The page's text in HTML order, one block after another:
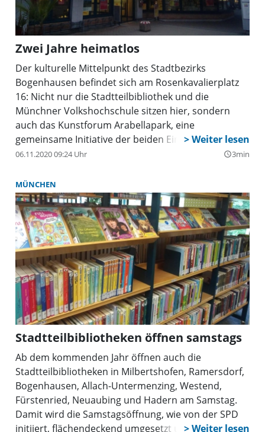
Zwei Jahre heimatlos
Der kulturelle Mittelpunkt des Stadtbezirks
Bogenhausen befindet sich am Rosenkavalierplatz
16: Nicht nur die Stadtteilbibliothek und die
Münchner Volkshochschule sitzen hier, sondern
auch das Kunstforum Arabellapark, eine
gemeinsame Initiative der beiden Einrichtungen.
Allerdings werden die Bogenhauser demnächst gut
müssen ‒ denn die Räumlichkeiten müssen saniert
werden.
06.11.2020 09:24 Uhr query_builder3min
MÜNCHEN
Stadtteilbibliotheken öffnen samstags
Ab dem kommenden Jahr öffnen auch die
Stadtteilbibliotheken in Milbertshofen, Ramersdorf,
Bogenhausen, Allach-Untermenzing, Westend,
Fürstenried, Neuaubing und Hadern am Samstag.
Damit wird die Samstagsöffnung, wie von der SPD
initiiert, flächendeckend umgesetzt und künftig an